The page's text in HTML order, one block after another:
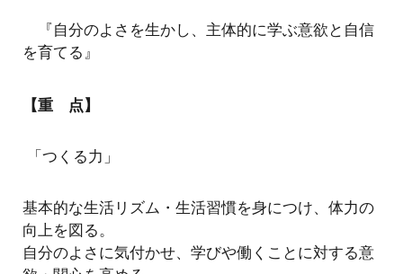
『自分のよさを生かし、主体的に学ぶ意欲と自信
を育てる』
【重 点】
「つくる力」
基本的な生活リズム・生活習慣を身につけ、体力の
向上を図る。
自分のよさに気付かせ、学びや働くことに対する意